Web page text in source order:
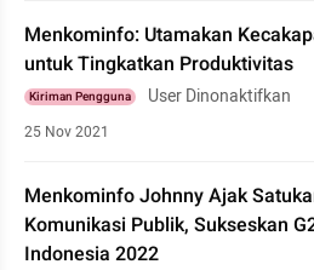
Menkominfo: Utamakan
untuk Tingkatkan Produktivitas
Kiriman Pengguna User Dinonaktifkan
25 Nov 2021
Menkominfo Johnny Ajak
Komunikasi Publik, Sukseskan
Indonesia 2022